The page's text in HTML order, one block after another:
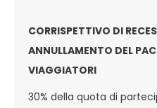
CORRISPETTIVO DI
ANNULLAMENTO DEL
VIAGGIATORI
30% della quota di